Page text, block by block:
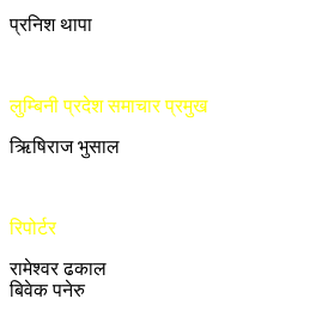
प्रनिश थापा
लुम्बिनी प्रदेश समाचार प्रमुख
ऋिषिराज भुसाल
रिपोर्टर
रामेश्वर ढकाल
बिवेक पनेरु